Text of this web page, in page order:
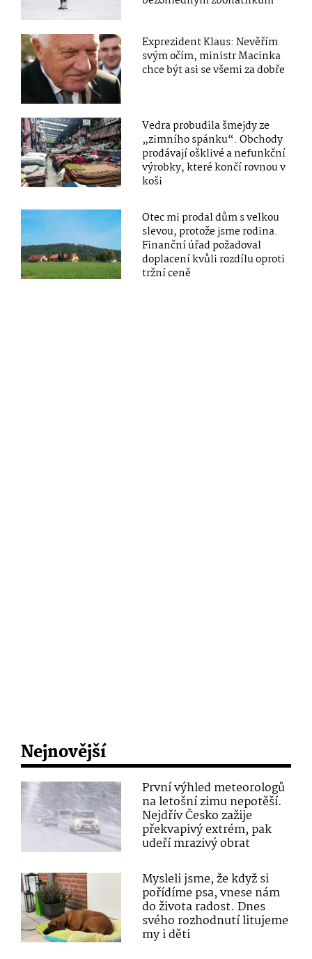
Exprezident Klaus: Nevěřím
svým očím, ministr Macinka
chce být asi se všemi za dobře
Vedra probudila šmejdy ze
„zimního spánku“. Obchody
prodávají ošklivé a nefunkční
výrobky, které končí rovnou v
koši
Otec mi prodal dům s velkou
slevou, protože jsme rodina.
Finanční úřad požadoval
doplacení kvůli rozdílu oproti
tržní ceně
Nejnovější
První výhled meteorologů
na letošní zimu nepotěší.
Nejdřív Česko zažije
překvapivý extrém, pak
udeří mrazivý obrat
Mysleli jsme, že když si
pořídíme psa, vnese nám
do života radost. Dnes
svého rozhodnutí litujeme
my i děti